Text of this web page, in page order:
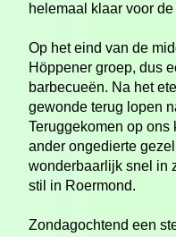
helemaal klaar voor de
Op het eind van de
Höppener groep, dus
barbecueën. Na het
gewonde terug lopen
Teruggekomen op ons
ander ongedierte
wonderbaarlijk snel in
stil in Roermond.
Zondagochtend een